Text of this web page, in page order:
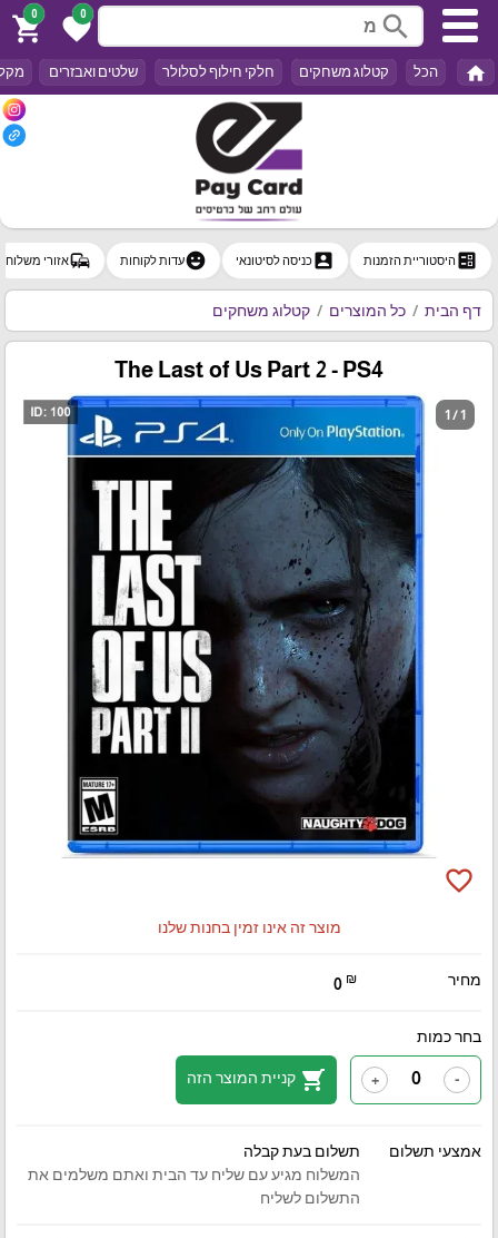
search
0
favorite
0
shopping_cart
home הכל קטלוג משחקים חלקי חילוף לסלולר שלטים ואבזרים
ballot היסטוריית הזמנות account_boxכניסה לסיטונאי emoji_emotionsעדות לקוחות commuteאזורי משלוח
דף הבית כל המוצרים קטלוג משחקים
The Last of Us Part 2 - PS4
1 / 1
favorite_border
מוצר זה אינו זמין בחנות שלנו
מחיר 0 ₪
בחר כמות
-
+
shopping_cart קניית המוצר הזה
אמצעי תשלום
תשלום בעת קבלה
המשלוח מגיע עם שליח עד הבית ואתם משלמים את
התשלום לשליח